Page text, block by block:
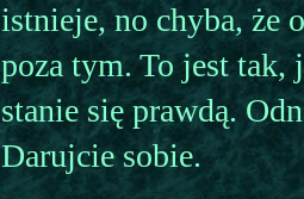
istnieje, no chyba, że
poza tym. To jest tak,
stanie się prawdą.
Darujcie sobie.